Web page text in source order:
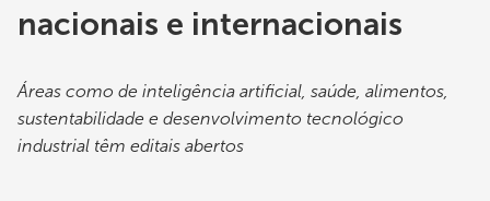
nacionais e internacionais
Áreas como de inteligência artificial, saúde, alimentos,
sustentabilidade e desenvolvimento tecnológico
industrial têm editais abertos